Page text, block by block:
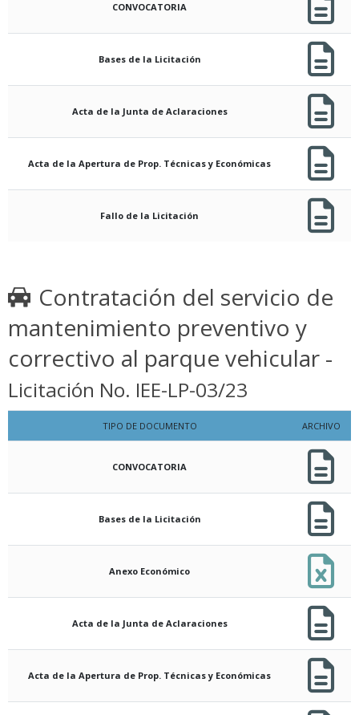
CONVOCATORIA
Bases de la Licitación
Acta de la Junta de Aclaraciones
Acta de la Apertura de Prop. Técnicas y Económicas
Fallo de la Licitación
Contratación del servicio de
mantenimiento preventivo y
correctivo al parque vehicular -
Licitación No. IEE-LP-03/23
TIPO DE DOCUMENTO ARCHIVO
CONVOCATORIA
Bases de la Licitación
Anexo Económico
Acta de la Junta de Aclaraciones
Acta de la Apertura de Prop. Técnicas y Económicas